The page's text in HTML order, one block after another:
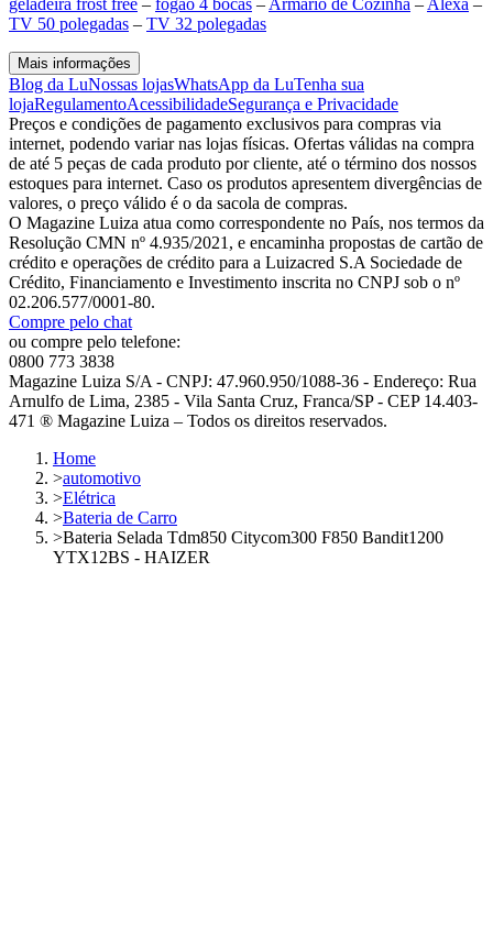
TV 50 polegadas – TV 32 polegadas
Mais informações
Blog da LuNossas lojasWhatsApp da LuTenha sua
lojaRegulamentoAcessibilidadeSegurança e Privacidade
Preços e condições de pagamento exclusivos para compras via
internet, podendo variar nas lojas físicas. Ofertas válidas na compra
de até 5 peças de cada produto por cliente, até o término dos nossos
estoques para internet. Caso os produtos apresentem divergências de
valores, o preço válido é o da sacola de compras.
O Magazine Luiza atua como correspondente no País, nos termos da
Resolução CMN nº 4.935/2021, e encaminha propostas de cartão de
crédito e operações de crédito para a Luizacred S.A Sociedade de
Crédito, Financiamento e Investimento inscrita no CNPJ sob o nº
02.206.577/0001-80.
Compre pelo chat
ou compre pelo telefone:
0800 773 3838
Magazine Luiza S/A - CNPJ: 47.960.950/1088-36 - Endereço: Rua
Arnulfo de Lima, 2385 - Vila Santa Cruz, Franca/SP - CEP 14.403-
471 ® Magazine Luiza – Todos os direitos reservados.
Home
>automotivo
>Elétrica
>Bateria de Carro
>Bateria Selada Tdm850 Citycom300 F850 Bandit1200
YTX12BS - HAIZER